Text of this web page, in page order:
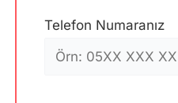
Telefon Numaranız